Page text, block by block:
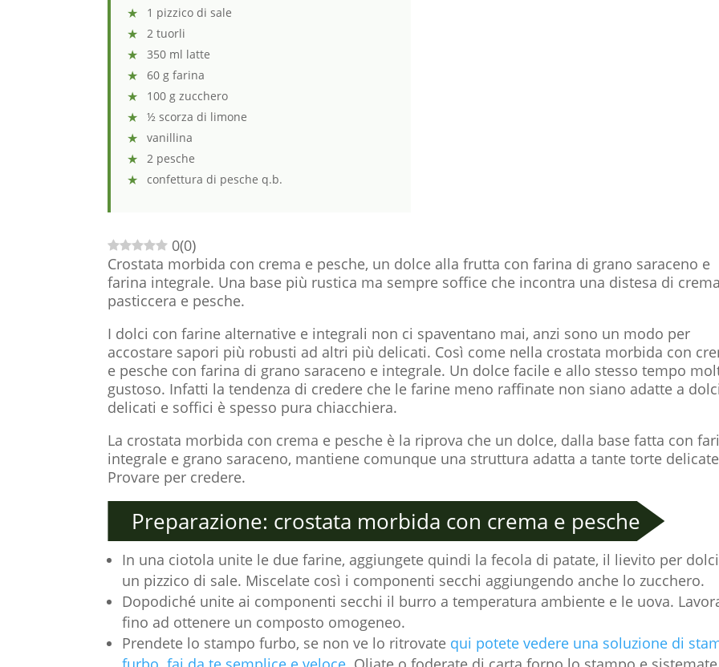
1 pizzico di sale
2 tuorli
350 ml latte
60 g farina
100 g zucchero
½ scorza di limone
vanillina
2 pesche
confettura di pesche q.b.
0(0)
Crostata morbida con crema e pesche, un dolce alla frutta con farina di grano saraceno e
farina integrale. Una base più rustica ma sempre soffice che incontra una distesa di crema
pasticcera e pesche.
I dolci con farine alternative e integrali non ci spaventano mai, anzi sono un modo per
accostare sapori più robusti ad altri più delicati. Così come nella crostata morbida con
e pesche con farina di grano saraceno e integrale. Un dolce facile e allo stesso tempo
gustoso. Infatti la tendenza di credere che le farine meno raffinate non siano adatte a dolci
delicati e soffici è spesso pura chiacchiera.
La crostata morbida con crema e pesche è la riprova che un dolce, dalla base fatta con
integrale e grano saraceno, mantiene comunque una struttura adatta a tante torte
Provare per credere.
Preparazione: crostata morbida con crema e pesche
In una ciotola unite le due farine, aggiungete quindi la fecola di patate, il lievito per
un pizzico di sale. Miscelate così i componenti secchi aggiungendo anche lo zucchero.
Dopodiché unite ai componenti secchi il burro a temperatura ambiente e le uova.
fino ad ottenere un composto omogeneo.
Prendete lo stampo furbo, se non ve lo ritrovate qui potete vedere una soluzione di